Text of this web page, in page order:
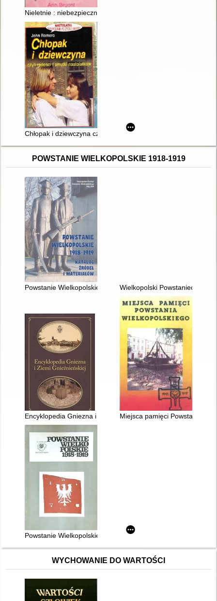
Nieletnie : niebezpieczne, niegrzeczne, niegroźne?
Chłopak i dziewczyna czyli radości i smutki nastolatków
POWSTANIE WIELKOPOLSKIE 1918-1919
Powstanie Wielkopolskie 1918-1919 : katalog źródeł i
Wielkopolski Powstaniec :
Encyklopedia Gniezna i Ziemi GnieźnieńskiejMiejsca pamięci Powstania
Powstanie Wielkopolskie 1918-1919
WYCHOWANIE DO WARTOŚCI